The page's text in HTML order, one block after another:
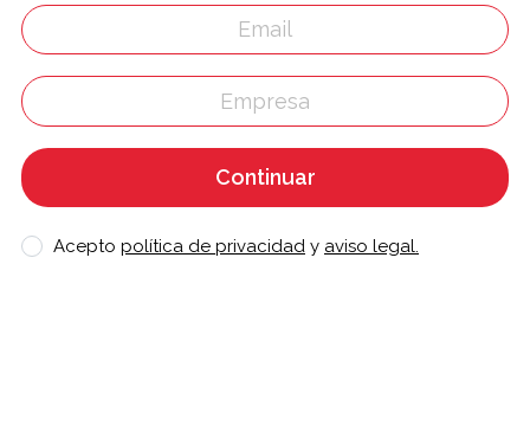
Continuar
Acepto política de privacidad y aviso legal.